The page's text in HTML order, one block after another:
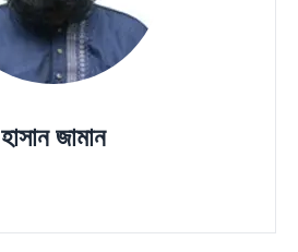
হাসান জামান